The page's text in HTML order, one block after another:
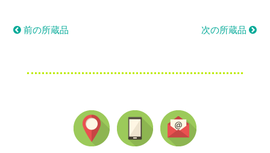
前の所蔵品 次の所蔵品